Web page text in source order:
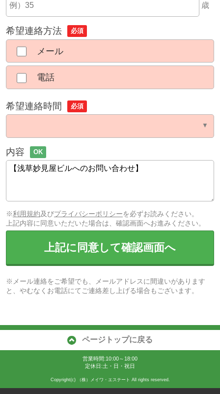
歳
希望連絡方法 必須
メール
電話
希望連絡時間 必須
内容 OK
※利用規約及びプライバシーポリシーを必ずお読みください。
上記内容に同意いただいた場合は、確認画面へお進みください。
上記に同意して確認画面へ
※メール連絡をご希望でも、メールアドレスに間違いがあります
と、やむなくお電話にてご連絡差し上げる場合もございます。
ページトップに戻る
営業時間:10:00～18:00
定休日:土・日・祝日
Copyright(c) （株）メイワ・エステート All rights reserved.